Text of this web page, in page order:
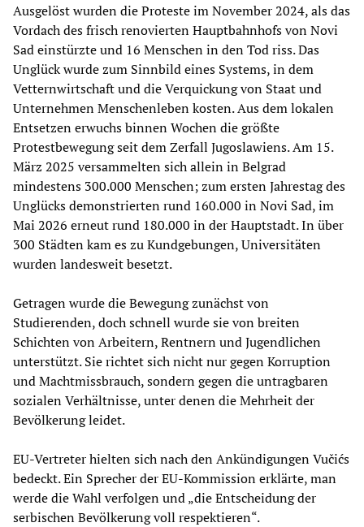
Ausgelöst wurden die Proteste im November 2024, als das
Vordach des frisch renovierten Hauptbahnhofs von Novi
Sad einstürzte und 16 Menschen in den Tod riss. Das
Unglück wurde zum Sinnbild eines Systems, in dem
Vetternwirtschaft und die Verquickung von Staat und
Unternehmen Menschenleben kosten. Aus dem lokalen
Entsetzen erwuchs binnen Wochen die größte
Protestbewegung seit dem Zerfall Jugoslawiens. Am 15.
März 2025 versammelten sich allein in Belgrad
mindestens 300.000 Menschen; zum ersten Jahrestag des
Unglücks demonstrierten rund 160.000 in Novi Sad, im
Mai 2026 erneut rund 180.000 in der Hauptstadt. In über
300 Städten kam es zu Kundgebungen, Universitäten
wurden landesweit besetzt.
Getragen wurde die Bewegung zunächst von
Studierenden, doch schnell wurde sie von breiten
Schichten von Arbeitern, Rentnern und Jugendlichen
unterstützt. Sie richtet sich nicht nur gegen Korruption
und Machtmissbrauch, sondern gegen die untragbaren
sozialen Verhältnisse, unter denen die Mehrheit der
Bevölkerung leidet.
EU-Vertreter hielten sich nach den Ankündigungen Vučićs
bedeckt. Ein Sprecher der EU-Kommission erklärte, man
werde die Wahl verfolgen und „die Entscheidung der
serbischen Bevölkerung voll respektieren“.